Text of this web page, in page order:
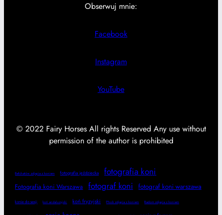
Obserwuj mnie:
Facebook
Instagram
YouTube
© 2022 Fairy Horses All rights Reserved Any use without
permission of the author is prohibited
Bełchatów zdjęcia z koniem fotografia jeździecka fotografia koni
Fotografia koni Warszawa fotograf koni fotograf koni warszawa
konie do sesji koń andaluzyjski koń fryzyjski Płock zdjęcia z koniem Radom zdjęcia z koniem